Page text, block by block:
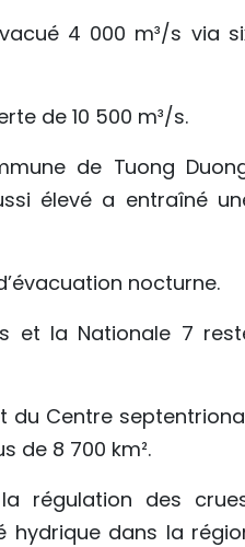
4 000 m³/s via
de 10 500 m³/s.
de Tuong
élevé a entraîné
nocturne.
et la Nationale 7
du Centre
de 8 700 km².
régulation des
hydrique dans la